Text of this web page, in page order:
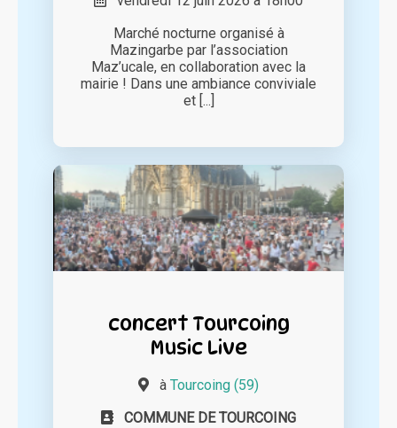
Marché nocturne organisé à
Mazingarbe par l’association
Maz’ucale, en collaboration avec la
mairie ! Dans une ambiance conviviale
et [...]
concert Tourcoing
Music Live
à Tourcoing (59)
COMMUNE DE TOURCOING